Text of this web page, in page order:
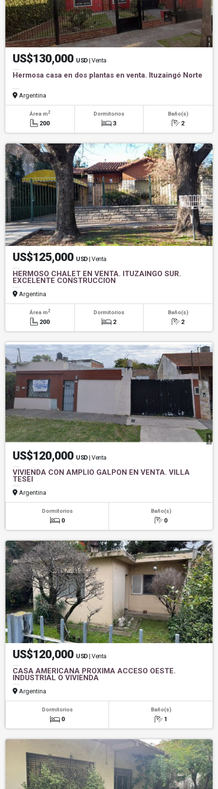
US$130,000 USD | Venta
Hermosa casa en dos plantas en venta. Ituzaingó Norte
Argentina
Área m2
200
Dormitorios
3
Baño(s)
2
US$125,000 USD | Venta
HERMOSO CHALET EN VENTA. ITUZAINGO SUR.
EXCELENTE CONSTRUCCION
Argentina
Área m2
200
Dormitorios
2
Baño(s)
2
US$120,000 USD | Venta
VIVIENDA CON AMPLIO GALPON EN VENTA. VILLA
TESEI
Argentina
Dormitorios
0
Baño(s)
0
US$120,000 USD | Venta
CASA AMERICANA PROXIMA ACCESO OESTE.
INDUSTRIAL O VIVIENDA
Argentina
Dormitorios
0
Baño(s)
1